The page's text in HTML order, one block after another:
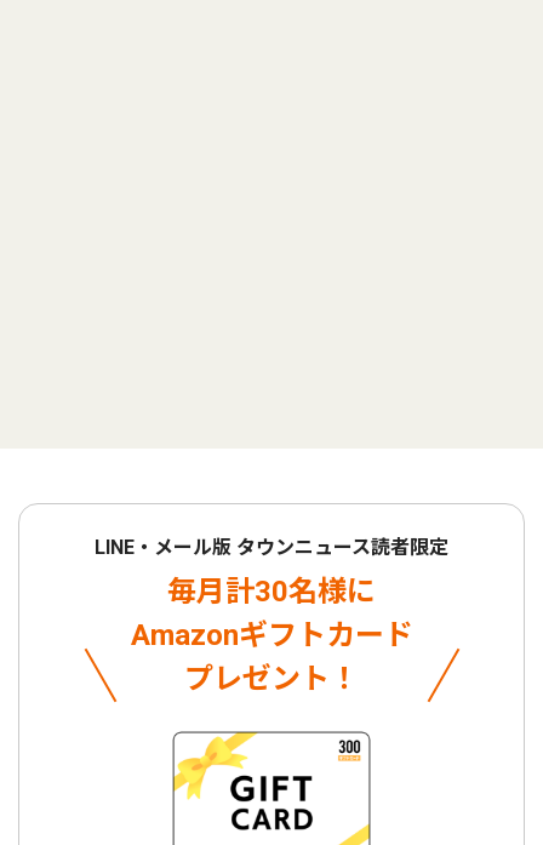
LINE・メール版 タウンニュース読者限定
毎月計30名様に
Amazonギフトカード
プレゼント！